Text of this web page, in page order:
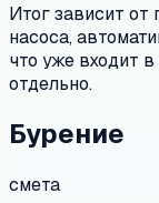
Итог зависит от
насоса,
что уже входит
отдельно.
Бурение
смета